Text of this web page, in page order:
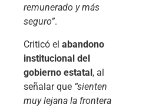
remunerado y más
seguro”.
Criticó el abandono
institucional del
gobierno estatal, al
señalar que “sienten
muy lejana la frontera